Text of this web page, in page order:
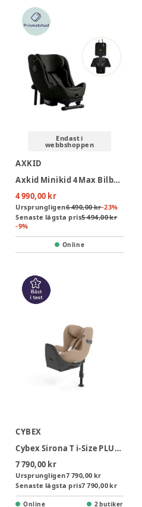
Endast i
webbshoppen
AXKID
Axkid Minikid 4 Max Bilbarnstol Inkl. Sparkskydd - Forest Moss Green
4 990,00 kr
Ursprungligen6 490,00 kr-23%
Senaste lägsta pris5 494,00 kr
-9%
Online
CYBEX
Cybex Sirona T i-Size PLUS Bilbarnstol inkl. bas - Cozy Beige
7 790,00 kr
Ursprungligen7 790,00 kr
Senaste lägsta pris7 790,00 kr
Online 2 butiker